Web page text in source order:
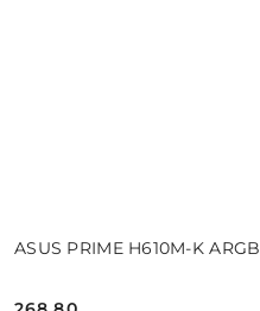
ASUS PRIME H610M-K ARGB